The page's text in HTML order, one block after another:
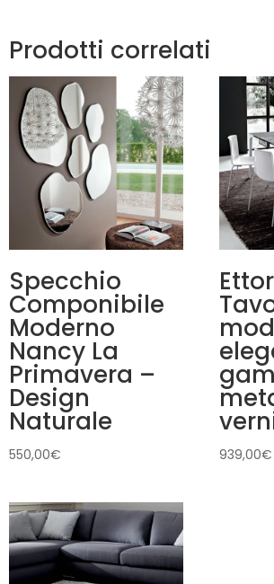
Prodotti correlati
Specchio
Componibile
Moderno
Nancy La
Primavera –
Design
Naturale
550,00€ 939,00€